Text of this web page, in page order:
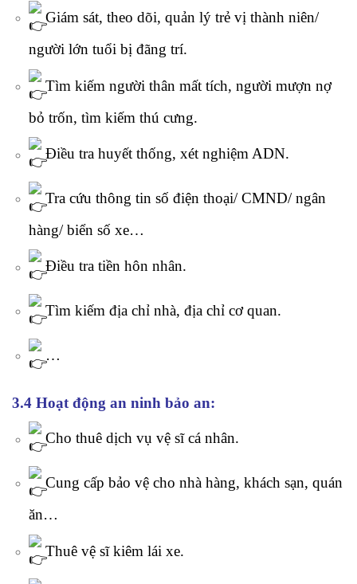
Giám sát, theo dõi, quản lý trẻ vị thành niên/
người lớn tuổi bị đãng trí.
Tìm kiếm người thân mất tích, người mượn nợ
bỏ trốn, tìm kiếm thú cưng.
Điều tra huyết thống, xét nghiệm ADN.
Tra cứu thông tin số điện thoại/ CMND/ ngân
hàng/ biển số xe…
Điều tra tiền hôn nhân.
Tìm kiếm địa chỉ nhà, địa chỉ cơ quan.
…
3.4 Hoạt động an ninh bảo an:
Cho thuê dịch vụ vệ sĩ cá nhân.
Cung cấp bảo vệ cho nhà hàng, khách sạn, quán
ăn…
Thuê vệ sĩ kiêm lái xe.